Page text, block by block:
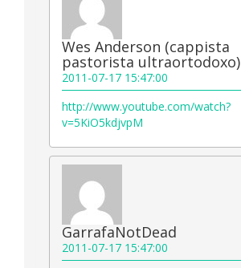
Wes Anderson (cappista
pastorista ultraortodoxo)
2011-07-17 15:47:00
http://www.youtube.com/watch?
v=5KiO5kdjvpM
GarrafaNotDead
2011-07-17 15:47:00